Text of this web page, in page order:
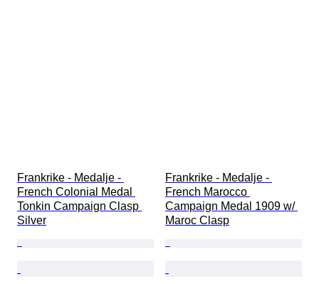
Frankrike - Medalje -
French Colonial Medal
Tonkin Campaign Clasp
Silver
Frankrike - Medalje -
French Marocco
Campaign Medal 1909 w/
Maroc Clasp